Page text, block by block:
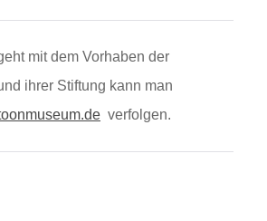
mit dem Vorhaben der
ihrer Stiftung kann man
verfolgen.